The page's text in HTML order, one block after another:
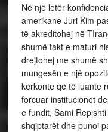
Në një letër
amerikane Juri Kim
të akreditohej në
shumë takt e maturi
drejtohej me shumë
mungesën e një
kërkonte që të luante
forcuar institucionet
e fundit, Sami
shqiptarët dhe punoi